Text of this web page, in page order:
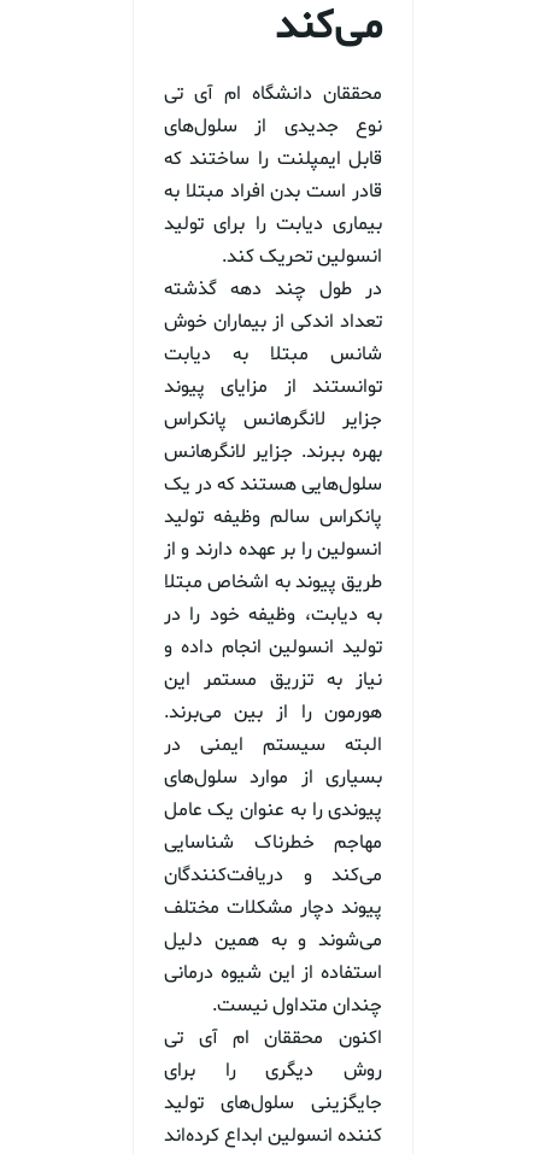
می‌کند
محققان دانشگاه ام آی تی
نوع جدیدی از سلول‌های
قابل ایمپلنت را ساختند که
قادر است بدن افراد مبتلا به
بیماری دیابت را برای تولید
انسولین تحریک کند.
در طول چند دهه گذشته
تعداد اندکی از بیماران خوش
شانس مبتلا به دیابت
توانستند از مزایای پیوند
جزایر لانگرهانس پانکراس
بهره ببرند. جزایر لانگرهانس
سلول‌هایی هستند که در یک
پانکراس سالم وظیفه تولید
انسولین را بر عهده دارند و از
طریق پیوند به اشخاص مبتلا
به دیابت، وظیفه خود را در
تولید انسولین انجام داده و
نیاز به تزریق مستمر این
هورمون را از بین می‌برند.
البته سیستم ایمنی در
بسیاری از موارد سلول‌های
پیوندی را به عنوان یک عامل
مهاجم خطرناک شناسایی
می‌کند و دریافت‌کنندگان
پیوند دچار مشکلات مختلف
می‌شوند و به همین دلیل
استفاده از این شیوه درمانی
چندان متداول نیست.
اکنون محققان ام آی تی
روش دیگری را برای
جایگزینی سلول‌های تولید
کننده انسولین ابداع کرده‌اند